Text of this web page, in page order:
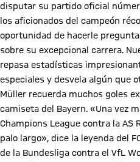
disputar su partido oficial
los aficionados del campeón
oportunidad de hacerle
sobre su excepcional carrera.
repasa estadísticas
especiales y desvela algún que
Müller recuerda muchos goles
camiseta del Bayern. «Una vez
Champions League contra la AS
palo largo», dice la leyenda del
de la Bundesliga contra el VfL